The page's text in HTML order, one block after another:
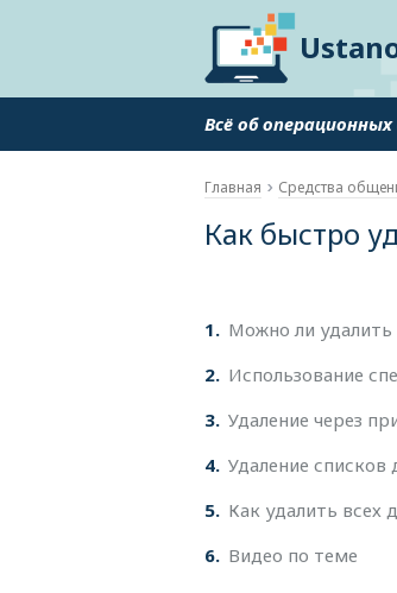
Всё об
Главная Средства
Как быстро
1
Можно ли удалить
2 Использование
3 Удаление через
4 Удаление списков
5 Как удалить всех
6 Видео по теме